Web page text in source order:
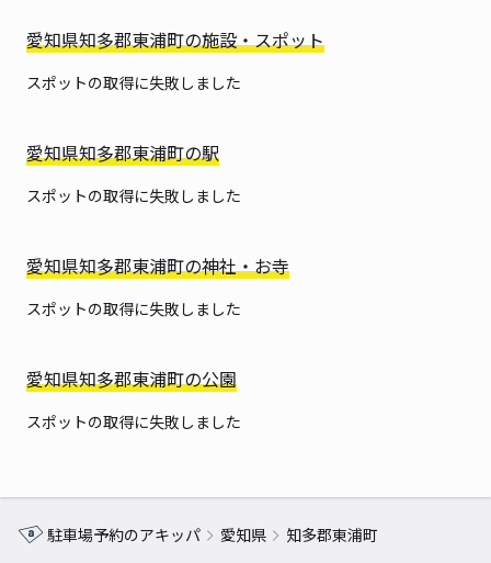
愛知県知多郡東浦町の施設・スポット
スポットの取得に失敗しました
愛知県知多郡東浦町の駅
スポットの取得に失敗しました
愛知県知多郡東浦町の神社・お寺
スポットの取得に失敗しました
愛知県知多郡東浦町の公園
スポットの取得に失敗しました
駐車場予約のアキッパ 愛知県 知多郡東浦町